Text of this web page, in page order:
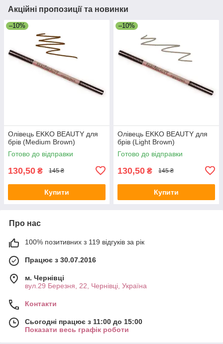
Акційні пропозиції та новинки
–10%
Олівець EKKO BEAUTY для
брів (Medium Brown)
Готово до відправки
130,50 ₴ 145 ₴
Купити
–10%
Олівець EKKO BEAUTY для
брів (Light Brown)
Готово до відправки
130,50 ₴ 145 ₴
Купити
Про нас
100% позитивних з 119 відгуків за рік
Працює з 30.07.2016
м. Чернівці
вул.29 Березня, 22, Чернівці, Україна
Контакти
Сьогодні працює з 11:00 до 15:00
Показати весь графік роботи